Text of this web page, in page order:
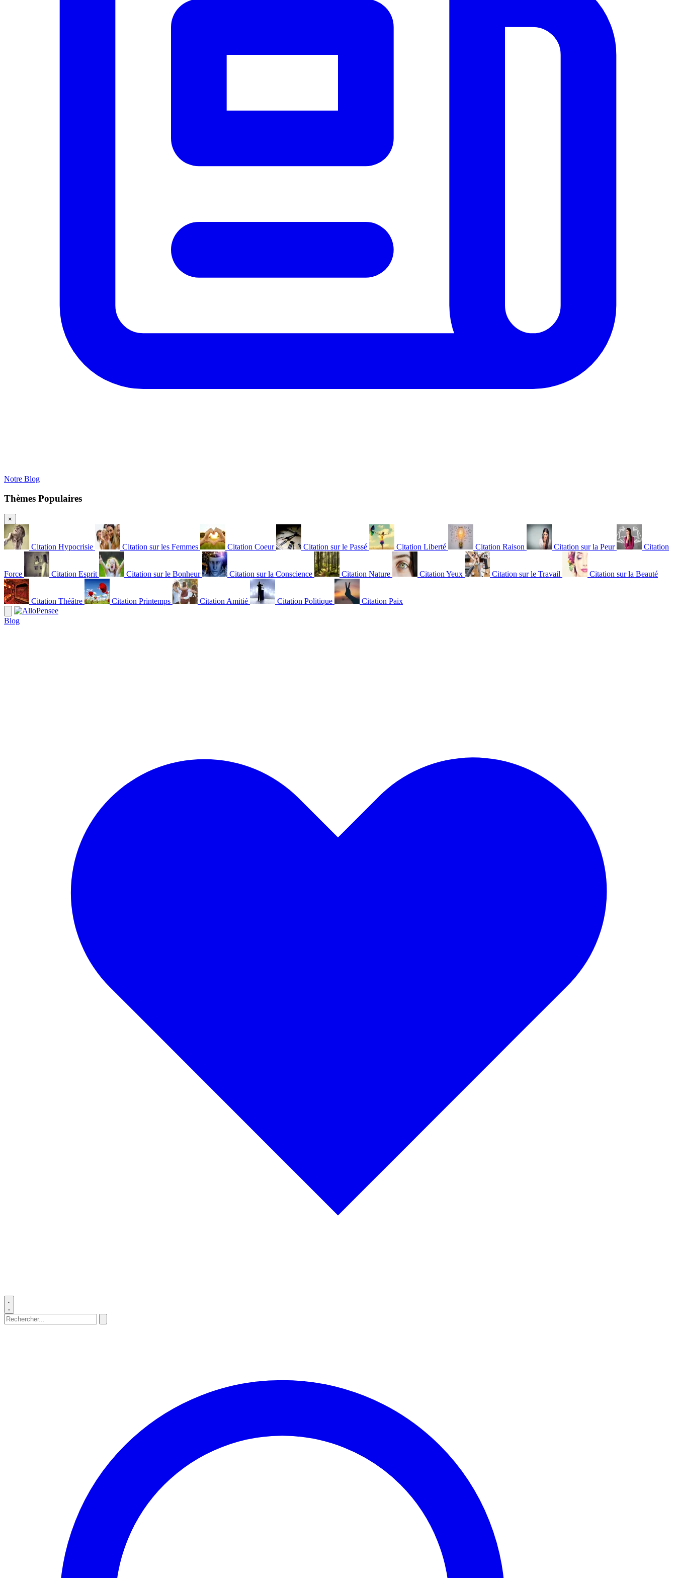
Notre Blog
Thèmes Populaires
×
Citation Hypocrisie Citation sur les Femmes Citation Coeur Citation sur le Passé Citation Liberté Citation Raison Citation sur la Peur Citation
Force Citation Esprit Citation sur le Bonheur Citation sur la Conscience Citation Nature Citation Yeux Citation sur le Travail Citation sur la Beauté
Citation Théâtre Citation Printemps Citation Amitié Citation Politique Citation Paix
Blog